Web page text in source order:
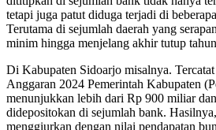
tetapi juga patut diduga terjadi di
Terutama di sejumlah daerah yang
minim hingga menjelang akhir tutup
Di Kabupaten Sidoarjo misalnya.
Anggaran 2024 Pemerintah Kabupaten
menunjukkan lebih dari Rp 900 miliar
didepositokan di sejumlah bank.
menggiurkan dengan nilai pendapatan